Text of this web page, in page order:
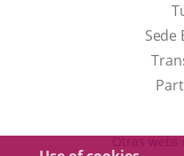
Sede
Otras